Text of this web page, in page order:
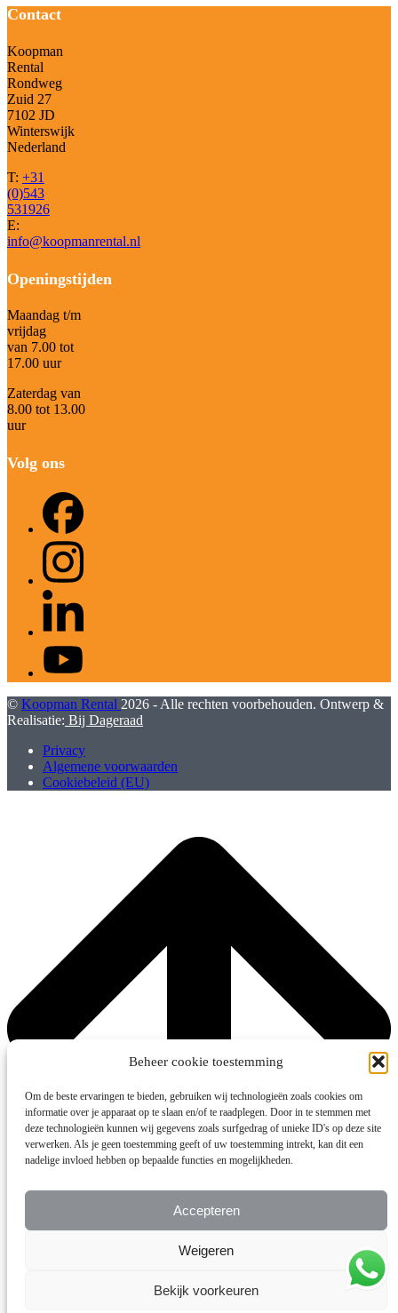
Beheer cookie toestemming
Om de beste ervaringen te bieden, gebruiken wij technologieën zoals cookies om
informatie over je apparaat op te slaan en/of te raadplegen. Door in te stemmen met
deze technologieën kunnen wij gegevens zoals surfgedrag of unieke ID's op deze site
verwerken. Als je geen toestemming geeft of uw toestemming intrekt, kan dit een
nadelige invloed hebben op bepaalde functies en mogelijkheden.
Accepteren
Weigeren
Bekijk voorkeuren
Contact
Koopman
Rental
Rondweg
Zuid 27
7102 JD
Winterswijk
Nederland
T: +31
(0)543
531926
E:
info@koopmanrental.nl
Openingstijden
Maandag t/m
vrijdag
van 7.00 tot
17.00 uur
Zaterdag van
8.00 tot 13.00
uur
Volg ons
Instagram
© Koopman Rental 2026 - Alle rechten voorbehouden. Ontwerp &
Realisatie: Bij Dageraad
Privacy
Algemene voorwaarden
Cookiebeleid (EU)